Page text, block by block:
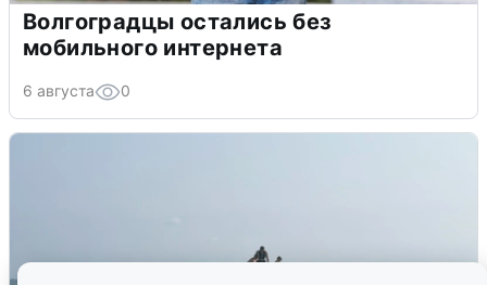
Волгоградцы остались без
мобильного интернета
6 августа 0